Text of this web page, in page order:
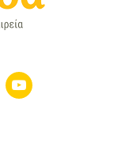
youtube